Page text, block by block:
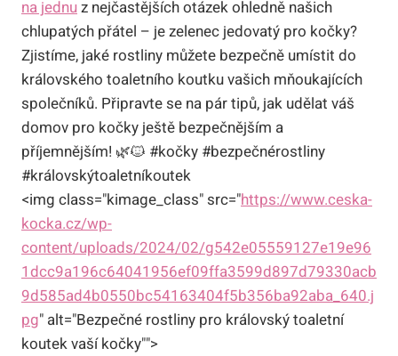
na jednuz nejčastějších otázek ohledně našich
chlupatých přátel – je zelenec jedovatý pro kočky?
Zjistíme, jaké rostliny můžete bezpečně umístit do
královského toaletního koutku vašich mňoukajících
společníků. Připravte se na pár tipů, jak udělat váš
domov pro kočky ještě bezpečnějším a
příjemnějším! 🌿🐱 #kočky #bezpečnérostliny
#královskýtoaletníkoutek
<img class="kimage_class" src="https://www.ceska-
kocka.cz/wp-
content/uploads/2024/02/g542e05559127e19e96
1dcc9a196c64041956ef09ffa3599d897d79330acb
9d585ad4b0550bc54163404f5b356ba92aba_640.j
pg" alt="Bezpečné rostliny pro královský toaletní
koutek vaší kočky"">